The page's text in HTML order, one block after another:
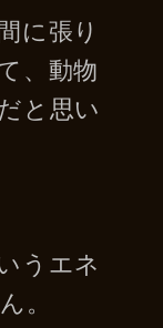
に張り
、動物
と思い
うエネ
。